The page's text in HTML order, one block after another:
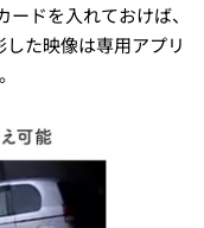
ドを入れておけば、
た映像は専用アプリ